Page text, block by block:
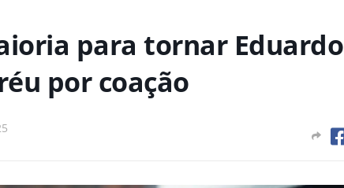
para tornar Eduardo
por coação